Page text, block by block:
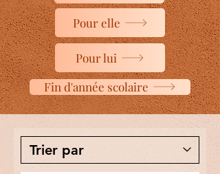
Fin d'année scolaire
Pour elle
Pour lui